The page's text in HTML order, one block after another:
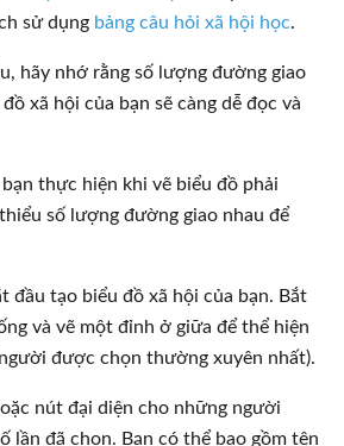
sử dụng bảng câu hỏi xã hội học.
hãy nhớ rằng số lượng đường giao
xã hội của bạn sẽ càng dễ đọc và
thực hiện khi vẽ biểu đồ phải
số lượng đường giao nhau để
đầu tạo biểu đồ xã hội của bạn. Bắt
và vẽ một đỉnh ở giữa để thể hiện
được chọn thường xuyên nhất).
nút đại diện cho những người
lần đã chọn. Bạn có thể bao gồm tên